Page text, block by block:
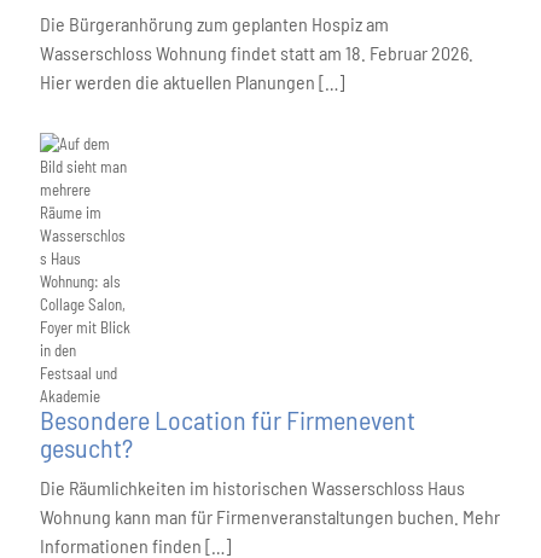
Die Bürgeranhörung zum geplanten Hospiz am
Wasserschloss Wohnung findet statt am 18. Februar 2026.
Hier werden die aktuellen Planungen […]
Besondere Location für Firmenevent
gesucht?
Die Räumlichkeiten im historischen Wasserschloss Haus
Wohnung kann man für Firmenveranstaltungen buchen. Mehr
Informationen finden […]